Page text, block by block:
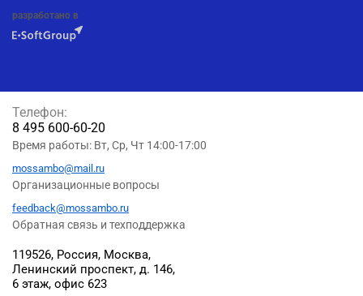
разработано в
119526, Россия, Москва,
Ленинский проспект, д. 146,
6 этаж, офис 623
Телефон:
8 495 600-60-20
Время работы: Вт, Ср, Чт 14:00-17:00
mossambo@mail.ru
Организационные вопросы
feedback@mossambo.ru
Обратная связь и техподдержка